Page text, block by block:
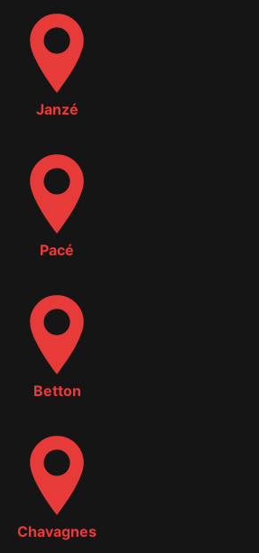
Janzé
Pacé
Betton
Chavagnes